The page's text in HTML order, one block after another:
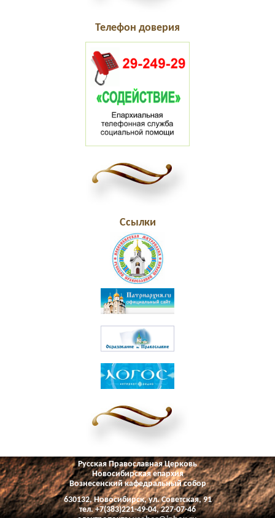
Телефон доверия
Ссылки
Русская Православная Церковь
Новосибирская епархия
Вознесенский кафедральный собор
630132, Новосибирск, ул. Советская, 91
тел. +7(383)221-49-04, 227-07-46